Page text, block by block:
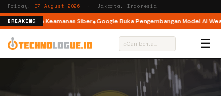
Friday, 07 August 2026 · Jakarta, Indonesia
BREAKING
Insiden Keamanan Siber Google Buka Pengembangan Model AI
⌕ ☰